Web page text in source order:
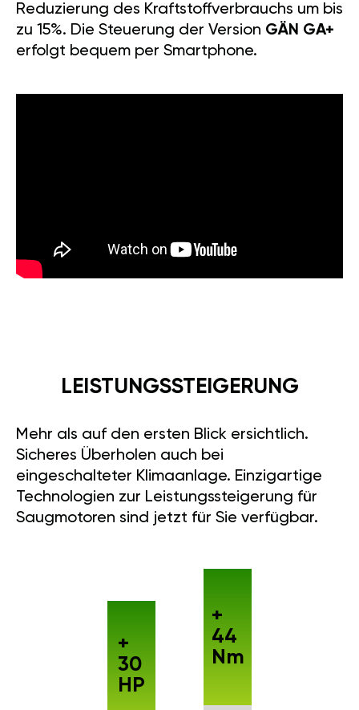
Reduzierung des Kraftstoffverbrauchs um bis
zu 15%. Die Steuerung der Version GÄN GA+
erfolgt bequem per Smartphone.
LEISTUNGSSTEIGERUNG
Mehr als auf den ersten Blick ersichtlich.
Sicheres Überholen auch bei
eingeschalteter Klimaanlage. Einzigartige
Technologien zur Leistungssteigerung für
Saugmotoren sind jetzt für Sie verfügbar.
+
30
HP
+
44
Nm